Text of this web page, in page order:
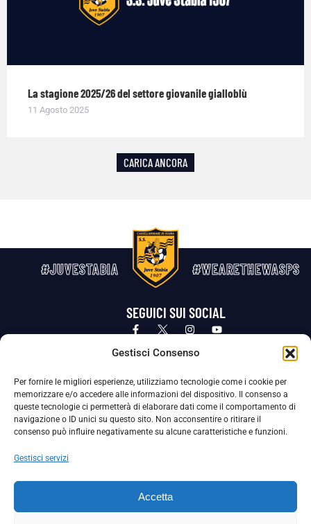
Gestisci Consenso
Per fornire le migliori esperienze, utilizziamo tecnologie come i cookie per
memorizzare e/o accedere alle informazioni del dispositivo. Il consenso a
queste tecnologie ci permetterà di elaborare dati come il comportamento di
navigazione o ID unici su questo sito. Non acconsentire o ritirare il
consenso può influire negativamente su alcune caratteristiche e funzioni.
Gestisci servizi
Accetta
La stagione 2025/26 del settore giovanile gialloblù
11 Agosto 2025
CARICA ANCORA
#JUVESTABIA #WEARETHEWASPS
SEGUICI SUI SOCIAL
Privacy Policy Cookie Policy
La Società ha nominato il Responsabile della Protezione dei Dati Personali (DPO), figura specializzata che vigila sulle modalità
adottate dalla nostra Società per tutelare i Suoi dati personali.
Per contattare il DPO può scrivere a